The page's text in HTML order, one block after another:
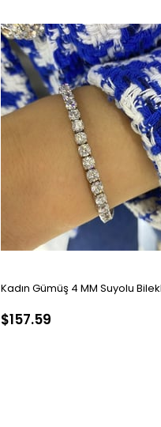
Kadın Gümüş 4 MM Suyolu
$157.59